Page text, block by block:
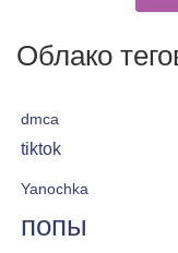
Облако
dmca
tiktok
Yanochka
попы